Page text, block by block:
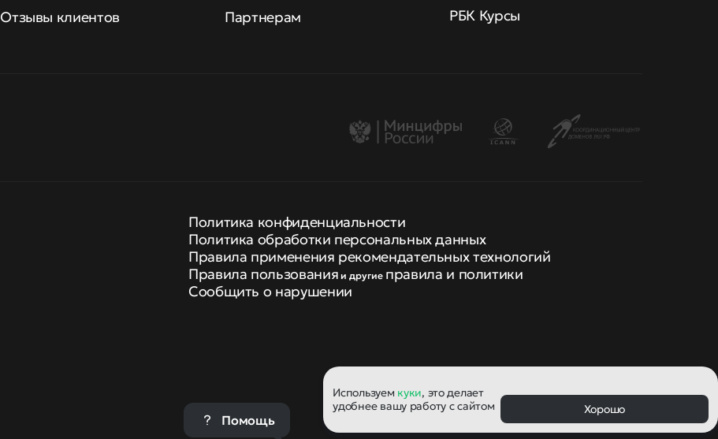
Отзывы клиентов
Партнерам
РБК Курсы
Политика конфиденциальности
Политика обработки персональных данных
Правила применения рекомендательных технологий
Правила пользования и другие правила и политики
Сообщить о нарушении
Используем куки, это делает
удобнее вашу работу с сайтом
Хорошо
Помощь